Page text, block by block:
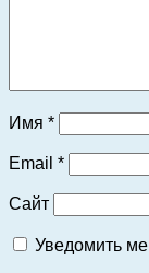
Имя *
Email *
Сайт
Уведомить